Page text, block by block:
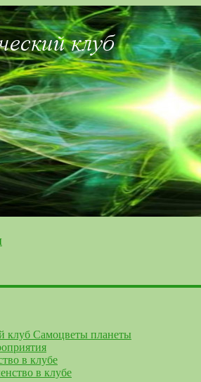
клуб Самоцветы планеты
в клубе
в клубе